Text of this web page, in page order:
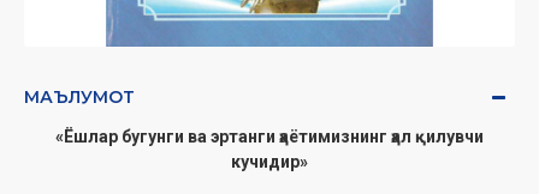
МАЪЛУМОТ
«Ёшлар бугунги ва эртанги ҳаётимизнинг ҳал қилувчи
кучидир»